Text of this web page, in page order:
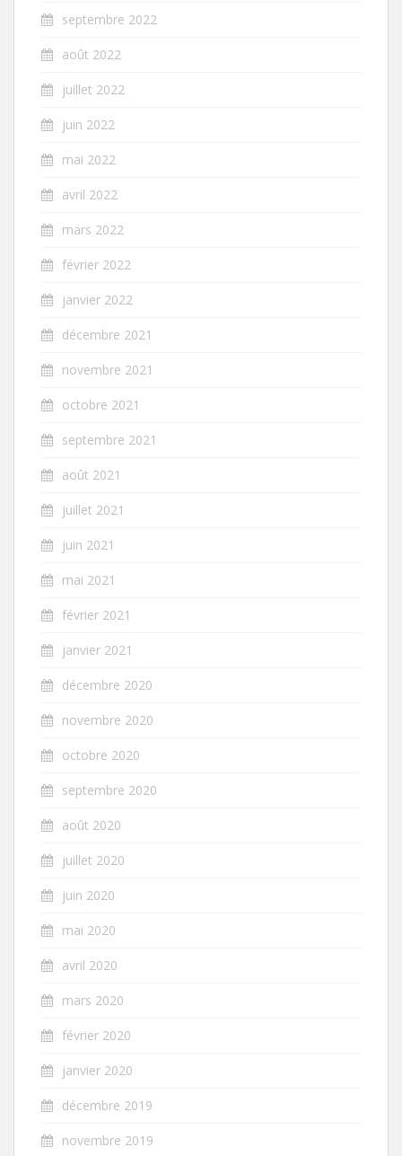
septembre 2022
août 2022
juillet 2022
juin 2022
mai 2022
avril 2022
mars 2022
février 2022
janvier 2022
décembre 2021
novembre 2021
octobre 2021
septembre 2021
août 2021
juillet 2021
juin 2021
mai 2021
février 2021
janvier 2021
décembre 2020
novembre 2020
octobre 2020
septembre 2020
août 2020
juillet 2020
juin 2020
mai 2020
avril 2020
mars 2020
février 2020
janvier 2020
décembre 2019
novembre 2019